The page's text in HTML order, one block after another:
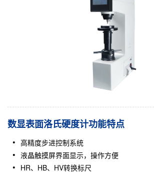
数显表面洛氏硬度计功能特点
高精度步进控制系统
液晶触摸屏界面显示，操作方便
HR、HB、HV转换标尺